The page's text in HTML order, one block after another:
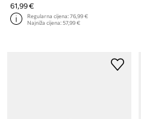
61,99 €
Regularna cijena:76,99 €
Najniža cijena:57,99 €